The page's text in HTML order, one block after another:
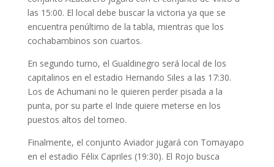
las 15:00. El local debe buscar la victoria ya que se
encuentra penúltimo de la tabla, mientras que los
cochabambinos son cuartos.
En segundo turno, el Gualdinegro será local de los
capitalinos en el estadio Hernando Siles a las 17:30.
Los de Achumani no le quieren perder pisada a la
punta, por su parte el Inde quiere meterse en los
puestos altos del torneo.
Finalmente, el conjunto Aviador jugará con Tomayapo
en el estadio Félix Capriles (19:30). El Rojo busca